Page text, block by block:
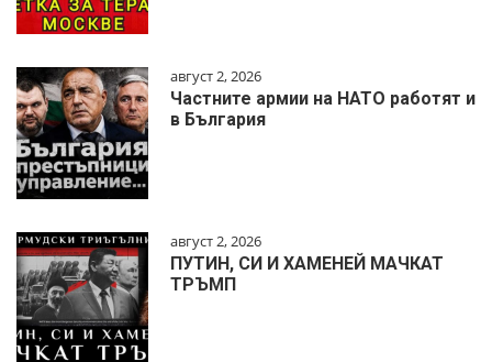
август 2, 2026
Частните армии на НАТО работят и
в България
август 2, 2026
ПУТИН, СИ И ХАМЕНЕЙ МАЧКАТ
ТРЪМП